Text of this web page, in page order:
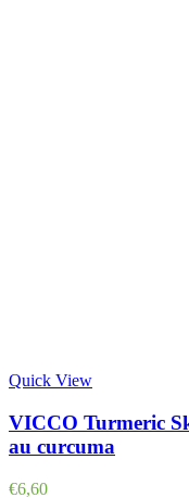
Quick View
VICCO Turmeric
au curcuma
€6,60